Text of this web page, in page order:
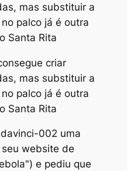
mas substituir a
palco já é outra
Santa Rita
criar
mas substituir a
palco já é outra
Santa Rita
002 uma
website de
e pediu que